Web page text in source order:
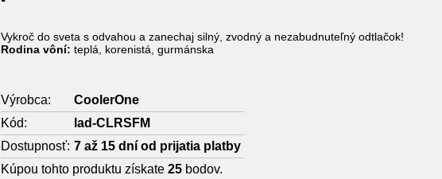
Vykroč do sveta s odvahou a zanechaj silný, zvodný a nezabudnuteľný odtlačok!
Rodina vôní: teplá, korenistá, gurmánska
Výrobca:
CoolerOne
Kód:
lad-CLRSFM
Dostupnosť: 7 až 15 dní od prijatia platby
Kúpou tohto produktu získate25 bodov.